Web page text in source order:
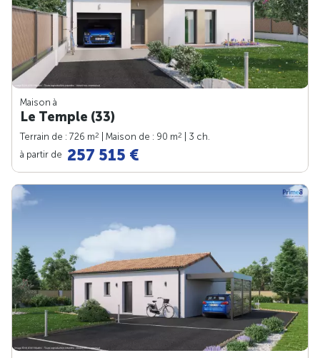
Maison à
Le Temple (33)
Terrain de : 726 m2 | Maison de : 90 m2
| 3 ch.
à partir de 257 515 €